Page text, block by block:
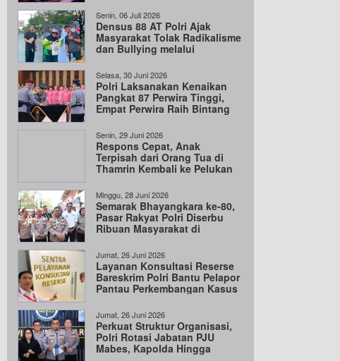
Senin, 06 Juli 2026
Densus 88 AT Polri Ajak
Masyarakat Tolak Radikalisme
dan Bullying melalui
Selasa, 30 Juni 2026
Polri Laksanakan Kenaikan
Pangkat 87 Perwira Tinggi,
Empat Perwira Raih Bintang
Senin, 29 Juni 2026
Respons Cepat, Anak
Terpisah dari Orang Tua di
Thamrin Kembali ke Pelukan
Minggu, 28 Juni 2026
Semarak Bhayangkara ke-80,
Pasar Rakyat Polri Diserbu
Ribuan Masyarakat di
Jumat, 26 Juni 2026
Layanan Konsultasi Reserse
Bareskrim Polri Bantu Pelapor
Pantau Perkembangan Kasus
Jumat, 26 Juni 2026
Perkuat Struktur Organisasi,
Polri Rotasi Jabatan PJU
Mabes, Kapolda Hingga